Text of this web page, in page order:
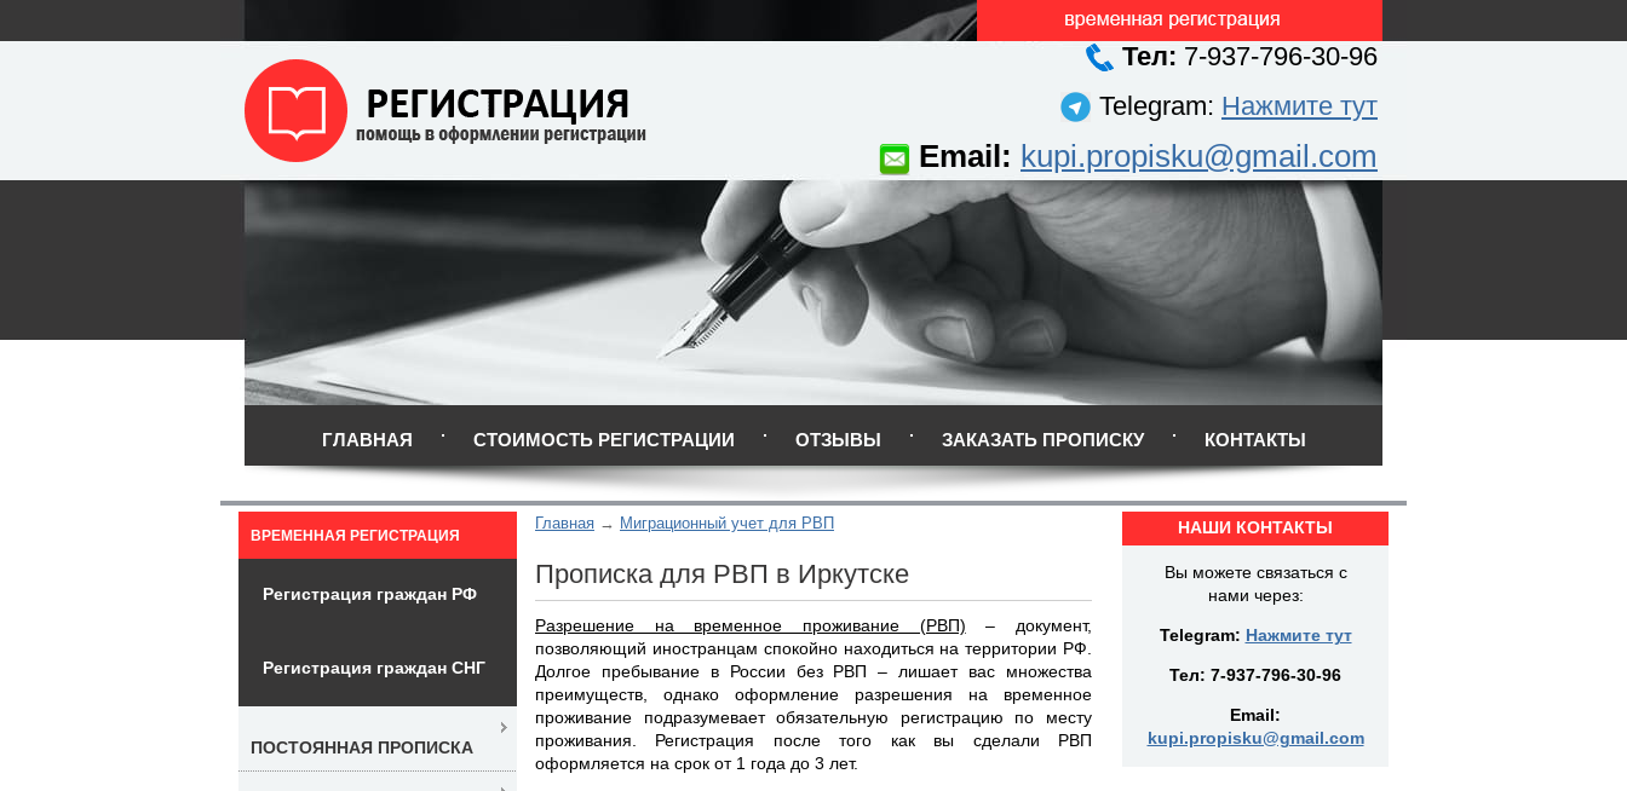
Тел: 7-937-796-30-96
Telegram: Нажмите тут
Email: kupi.propisku@gmail.com
ГЛАВНАЯ СТОИМОСТЬ РЕГИСТРАЦИИ ОТЗЫВЫ ЗАКАЗАТЬ ПРОПИСКУ КОНТАКТЫ
Главная Миграционный учет для РВП
Прописка для РВП в Иркутске
Разрешение на временное проживание (РВП) – документ,
позволяющий иностранцам спокойно находиться на территории РФ.
Долгое пребывание в России без РВП – лишает вас множества
преимуществ, однако оформление разрешения на временное
проживание подразумевает обязательную регистрацию по месту
проживания. Регистрация после того как вы сделали РВП
оформляется на срок от 1 года до 3 лет.
ВРЕМЕННАЯ РЕГИСТРАЦИЯ
Регистрация граждан РФ
Регистрация граждан СНГ
ПОСТОЯННАЯ ПРОПИСКА
НАШИ КОНТАКТЫ
Вы можете связаться с
нами через:
Telegram: Нажмите тут
Тел: 7-937-796-30-96
Email:
kupi.propisku@gmail.com